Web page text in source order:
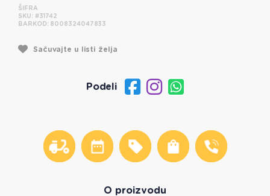
ŠIFRA
SKU: #31742
BARKOD: 8008324047833
Sačuvajte u listi želja
Podeli
O proizvodu